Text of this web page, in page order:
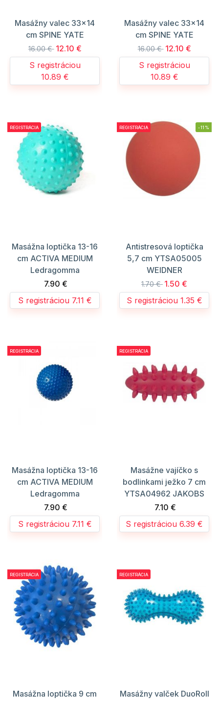
Masážny valec 33x14
cm SPINE YATE
16.00 € 12.10 €
S registráciou
10.89 €
Masážny valec 33x14
cm SPINE YATE
16.00 € 12.10 €
S registráciou
10.89 €
REGISTRÁCIA
Masážna loptička 13-16
cm ACTIVA MEDIUM
Ledragomma
7.90 €
S registráciou 7.11 €
REGISTRÁCIA -11%
Antistresová loptička
5,7 cm YTSA05005
WEIDNER
1.70 € 1.50 €
S registráciou 1.35 €
REGISTRÁCIA
Masážna loptička 13-16
cm ACTIVA MEDIUM
Ledragomma
7.90 €
S registráciou 7.11 €
REGISTRÁCIA
Masážne vajíčko s
bodlinkami ježko 7 cm
YTSA04962 JAKOBS
7.10 €
S registráciou 6.39 €
REGISTRÁCIA
Masážna loptička 9 cm
REGISTRÁCIA
Masážny valček DuoRoll